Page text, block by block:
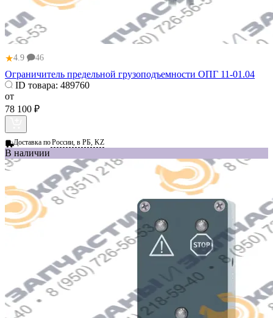
★4.9 46
Ограничитель предельной грузоподъемности ОПГ 11-01.04
ID товара: 489760
от
78 100 ₽
Доставка поРоссии, в РБ, KZ
В наличии